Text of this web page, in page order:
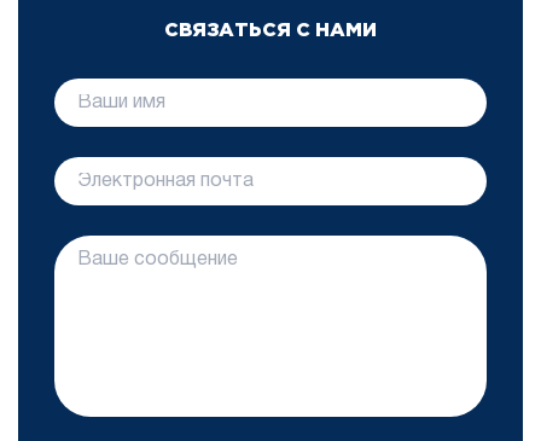
СВЯЗАТЬСЯ С НАМИ